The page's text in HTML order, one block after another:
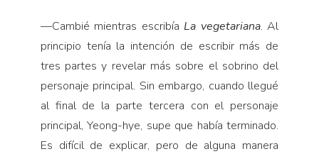
—Cambié mientras escribía La vegetariana. Al
principio tenía la intención de escribir más de
tres partes y revelar más sobre el sobrino del
personaje principal. Sin embargo, cuando llegué
al final de la parte tercera con el personaje
principal, Yeong-hye, supe que había terminado.
Es difícil de explicar, pero de alguna manera